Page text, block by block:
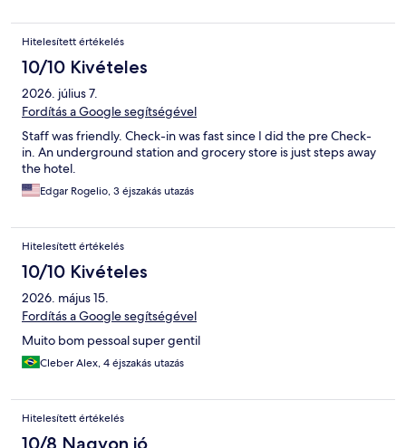
Hitelesített értékelés
10/10 Kivételes
2026. július 7.
Fordítás a Google segítségével
Staff was friendly. Check-in was fast since I did the pre Check-
in. An underground station and grocery store is just steps away
the hotel.
Edgar Rogelio, 3 éjszakás utazás
Hitelesített értékelés
10/10 Kivételes
2026. május 15.
Fordítás a Google segítségével
Muito bom pessoal super gentil
Cleber Alex, 4 éjszakás utazás
Hitelesített értékelés